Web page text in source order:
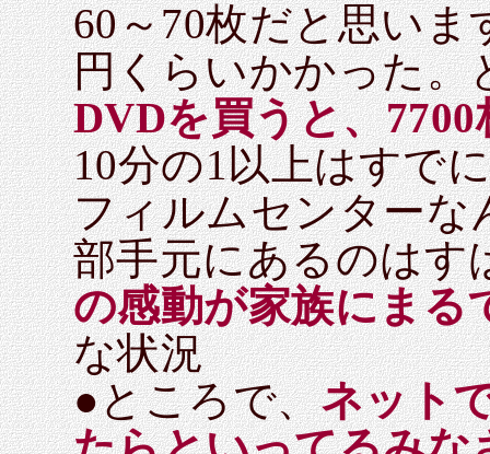
60～70枚だと思い
円くらいかかった。
DVDを買うと、7700
10分の1以上はすで
フィルムセンターな
部手元にあるのはす
の感動が家族にまる
な状況
●ところで、ネット